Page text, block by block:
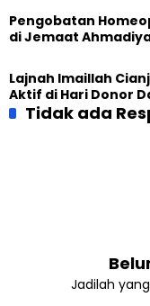
Aksi Donor
Pengobatan
di Jemaat
Rasakan Manfaat
Lajnah Imaillah
Aktif di Hari Donor
Sedunia 2026
Tidak ada
Jadilah